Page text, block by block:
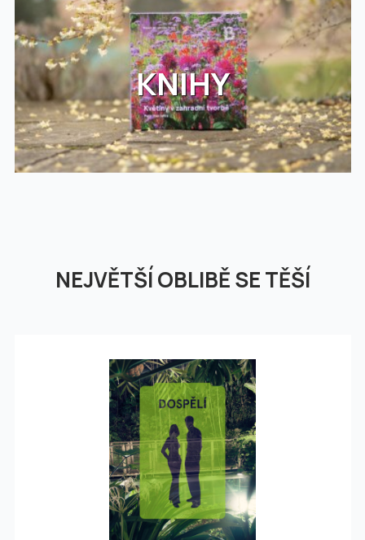
KNIHY
NEJVĚTŠÍ OBLIBĚ SE TĚŠÍ